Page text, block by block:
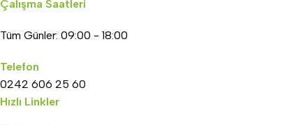
Çalışma Saatleri
Tüm Günler: 09:00 - 18:00
Telefon
0242 606 25 60
Hızlı Linkler